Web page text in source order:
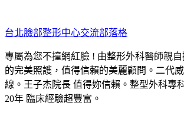
至
主
要
內
容
台北臉部整形中心交流部落格
專屬為您不撞網紅臉 ! 由整形外科醫師親
的完美照護，值得信賴的美麗顧問。二代
線。王子杰院長 值得妳信賴。整型外科專
20年 臨床經驗超豐富。